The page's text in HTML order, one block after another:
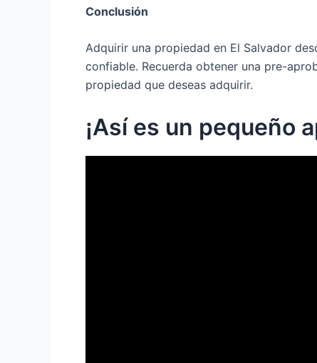
Conclusión
Adquirir una propiedad en El Salvador
confiable. Recuerda obtener una pre-
propiedad que deseas adquirir.
¡Así es un pequeño